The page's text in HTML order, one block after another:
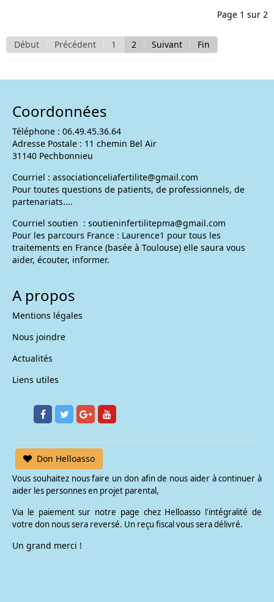
Page 1 sur 2
Début Précédent 1 2 Suivant Fin
Coordonnées
Téléphone : 06.49.45.36.64
Adresse Postale : 11 chemin Bel Air
31140 Pechbonnieu
Courriel : associationceliafertilite@gmail.com
Pour toutes questions de patients, de professionnels, de
partenariats....
Courriel soutien : soutieninfertilitepma@gmail.com
Pour les parcours France : Laurence1 pour tous les
traitements en France (basée à Toulouse) elle saura vous
aider, écouter, informer.
A propos
Mentions légales
Nous joindre
Actualités
Liens utiles
Don Helloasso
Vous souhaitez nous faire un don afin de nous aider à continuer à
aider les personnes en projet parental,
Via le paiement sur notre page chez Helloasso l'intégralité de
votre don nous sera reversé. Un reçu fiscal vous sera délivré.
Un grand merci !